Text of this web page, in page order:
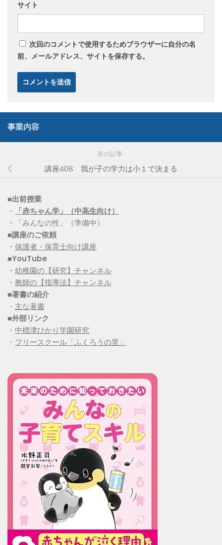
サイト
次回のコメントで使用するためブラウザーに自分の名
前、メールアドレス、サイトを保存する。
事業内容
前の記事
講座408 我が子の学力は小１で決まる
■出前授業
・
「赤ちゃん学」（中高生向け）
・「みんなの性」（準備中）
■講座のご依頼
・ 保護者・保育士向け講座
■YouTube
・ 幼稚園の【研究】チャンネル
・ 教師の【指導法】チャンネル
■著書の紹介
・ 主な著書
■外部リンク
・ 中標津ひかり学園研究
・ フリースクール「ふくろうの里」